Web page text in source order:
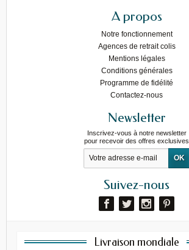
A propos
Notre fonctionnement
Agences de retrait colis
Mentions légales
Conditions générales
Programme de fidélité
Contactez-nous
Newsletter
Inscrivez-vous à notre newsletter
pour recevoir des offres exclusives
Suivez-nous
Livraison mondiale